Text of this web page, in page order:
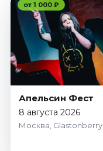
от 1 000 ₽
Апельсин Фест
8 августа 2026
Москва, Glastonberry